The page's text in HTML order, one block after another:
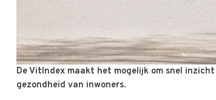
De VitIndex maakt het mogelijk om snel
gezondheid van inwoners.